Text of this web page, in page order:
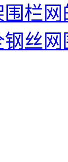
围栏
丝